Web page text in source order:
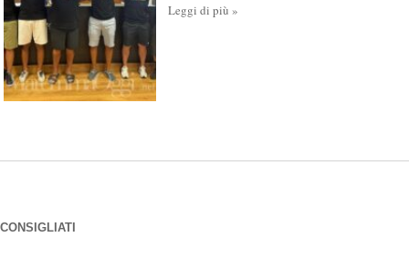
Leggi di più »
CONSIGLIATI